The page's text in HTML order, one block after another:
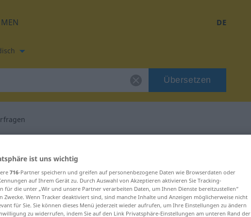
DE
Übersetzen
für "hinterfragen"
ist uns wichtig
716-Partner speichern und greifen auf personenbezogene Daten wie Browserdaten oder
auf Ihrem Gerät zu. Durch Auswahl von Akzeptieren aktivieren Sie Tracking-
für die unter „Wir und unsere Partner verarbeiten Daten, um Ihnen Dienste bereitzustellen“
Zwecke. Wenn Tracker deaktiviert sind, sind manche Inhalte und Anzeigen möglicherweise nicht
für Sie. Sie können dieses Menü jederzeit wieder aufrufen, um Ihre Einstellungen zu ändern
zu widerrufen, indem Sie auf den Link Privatsphäre-Einstellungen am unteren Rand der